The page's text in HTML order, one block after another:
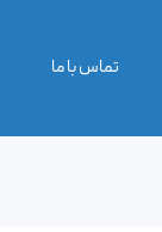
تماس با ما